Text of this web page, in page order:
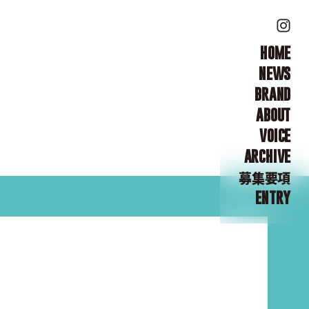
HOME
NEWS
BRAND
ABOUT
VOICE
ARCHIVE
募集要項
ENTRY